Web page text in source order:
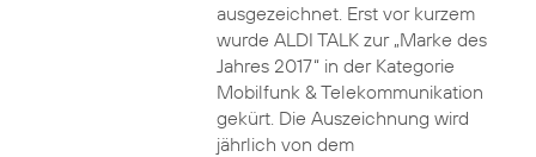
ausgezeichnet. Erst vor kurzem
wurde ALDI TALK zur „Marke des
Jahres 2017“ in der Kategorie
Mobilfunk & Telekommunikation
gekürt. Die Auszeichnung wird
jährlich von dem